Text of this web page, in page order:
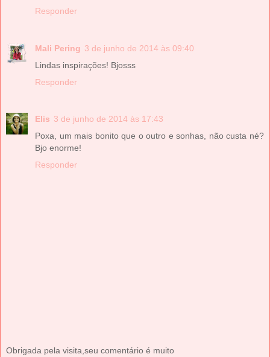
Responder
Mali Pering 3 de junho de 2014 às 09:40
Lindas inspirações! Bjosss
Responder
Elis 3 de junho de 2014 às 17:43
Poxa, um mais bonito que o outro e sonhas, não custa né?
Bjo enorme!
Responder
Obrigada pela visita,seu comentário é muito